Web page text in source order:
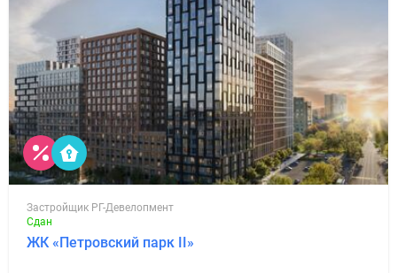
Застройщик РГ-Девелопмент
Сдан
ЖК «Петровский парк II»